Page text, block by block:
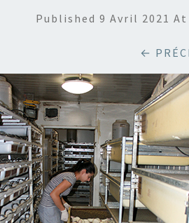
Published9 Avril 2021 At
←